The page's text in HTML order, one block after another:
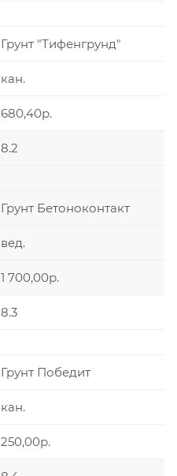
Грунт "Тифенгрунд"
кан.
680,40р.
8.2
Грунт Бетоноконтакт
вед.
1 700,00р.
8.3
Грунт Победит
кан.
250,00р.